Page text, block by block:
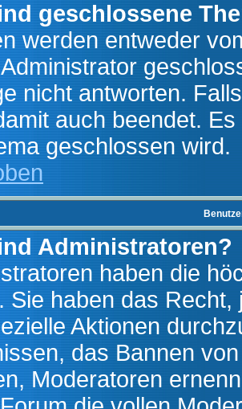
geschlossene
werden entweder
nicht antworten.
auch beendet.
geschlossen wird.
Administratoren?
haben die
Sie haben das
Aktionen
das Bannen
Moderatoren